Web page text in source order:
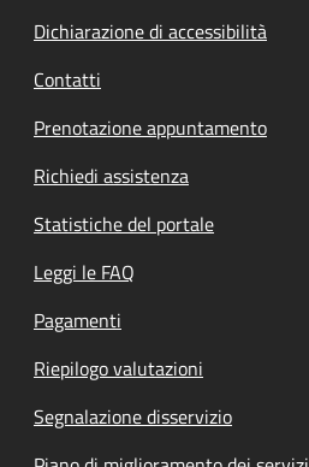
Dichiarazione di accessibilità
Contatti
Prenotazione appuntamento
Richiedi assistenza
Statistiche del portale
Leggi le FAQ
Pagamenti
Riepilogo valutazioni
Segnalazione disservizio